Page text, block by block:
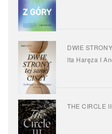
DWIE
Ita Haręza I
THE CIRCLE